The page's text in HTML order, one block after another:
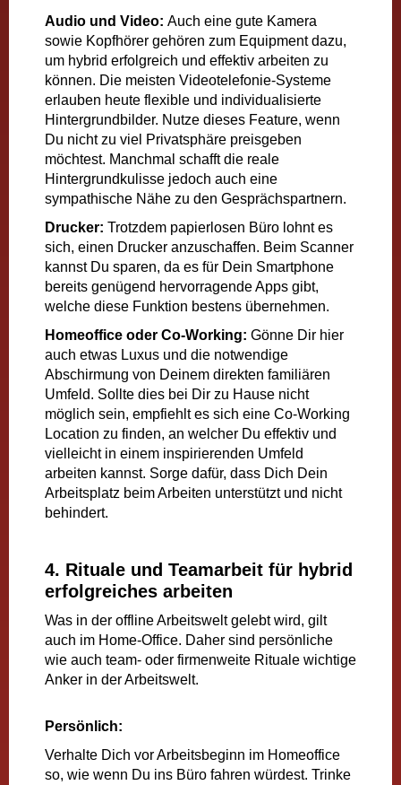
Audio und Video: Auch eine gute Kamera
sowie Kopfhörer gehören zum Equipment dazu,
um hybrid erfolgreich und effektiv arbeiten zu
können. Die meisten Videotelefonie-Systeme
erlauben heute flexible und individualisierte
Hintergrundbilder. Nutze dieses Feature, wenn
Du nicht zu viel Privatsphäre preisgeben
möchtest. Manchmal schafft die reale
Hintergrundkulisse jedoch auch eine
sympathische Nähe zu den Gesprächspartnern.
Drucker: Trotzdem papierlosen Büro lohnt es
sich, einen Drucker anzuschaffen. Beim Scanner
kannst Du sparen, da es für Dein Smartphone
bereits genügend hervorragende Apps gibt,
welche diese Funktion bestens übernehmen.
Homeoffice oder Co-Working: Gönne Dir hier
auch etwas Luxus und die notwendige
Abschirmung von Deinem direkten familiären
Umfeld. Sollte dies bei Dir zu Hause nicht
möglich sein, empfiehlt es sich eine Co-Working
Location zu finden, an welcher Du effektiv und
vielleicht in einem inspirierenden Umfeld
arbeiten kannst. Sorge dafür, dass Dich Dein
Arbeitsplatz beim Arbeiten unterstützt und nicht
behindert.
4. Rituale und Teamarbeit für hybrid
erfolgreiches arbeiten
Was in der offline Arbeitswelt gelebt wird, gilt
auch im Home-Office. Daher sind persönliche
wie auch team- oder firmenweite Rituale wichtige
Anker in der Arbeitswelt.
Persönlich:
Verhalte Dich vor Arbeitsbeginn im Homeoffice
so, wie wenn Du ins Büro fahren würdest. Trinke